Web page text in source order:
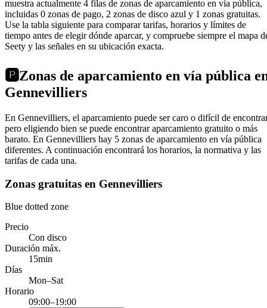
muestra actualmente 4 filas de zonas de aparcamiento en vía pública,
incluidas 0 zonas de pago, 2 zonas de disco azul y 1 zonas gratuitas.
Use la tabla siguiente para comparar tarifas, horarios y límites de
tiempo antes de elegir dónde aparcar, y compruebe siempre el mapa
Seety y las señales en su ubicación exacta.
🅿️Zonas de aparcamiento en vía pública
Gennevilliers
En Gennevilliers, el aparcamiento puede ser caro o difícil de
pero eligiendo bien se puede encontrar aparcamiento gratuito o más
barato. En Gennevilliers hay 5 zonas de aparcamiento en vía pública
diferentes. A continuación encontrará los horarios, la normativa y las
tarifas de cada una.
Zonas gratuitas en Gennevilliers
Blue dotted zone
Precio
Con disco
Duración máx.
15min
Días
Mon–Sat
Horario
09:00–19:00